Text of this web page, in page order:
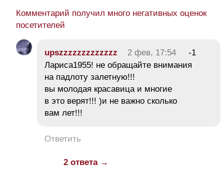
Комментарий получил много негативных оценок
посетителей
upszzzzzzzzzzzzz 2 фев, 17:54
-1
Лариса1955! не обращайте внимания
на падлоту залетную!!!
вы молодая красавица и многие
в это верят!!! )и не важно сколько
вам лет!!!
Ответить
2 ответа →